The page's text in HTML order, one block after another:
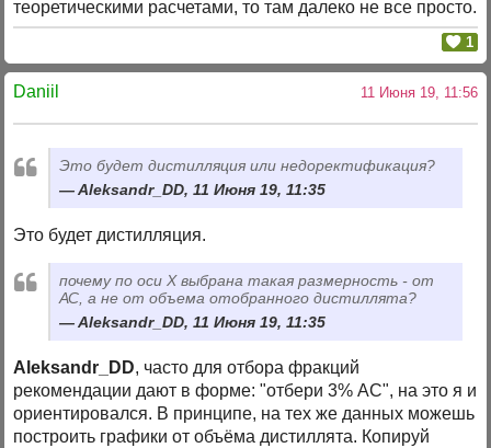
теоретическими расчетами, то там далеко не все просто.
1
Daniil 11 Июня 19, 11:56
Это будет дистилляция или недоректификация?
Aleksandr_DD, 11 Июня 19, 11:35
Это будет дистилляция.
почему по оси Х выбрана такая размерность - от
АС, а не от объема отобранного дистиллята?
Aleksandr_DD, 11 Июня 19, 11:35
Aleksandr_DD, часто для отбора фракций
рекомендации дают в форме: "отбери 3% АС", на это я и
ориентировался. В принципе, на тех же данных можешь
построить графики от объёма дистиллята. Копируй